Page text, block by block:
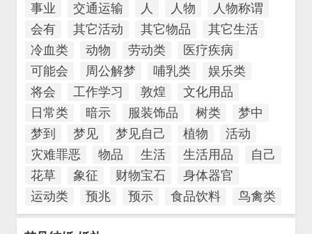
事业 交通运输 人 人物
人物称谓
会有
其它活动 其它物品
其它生活
冷血类
动物 劳动类
医疗疾病
可能会
周公解梦 哺乳类
娱乐类
将会
工作学习 敦煌
文化用品
日常类
暗示 服装饰品 树类
梦中
梦到
梦见 梦见自己 植物
活动
灾难罪恶
物品 生活 生活用品
自己
花草
象征 财物宝石
身体器官
运动类
预兆 预示 食品饮料 鸟禽类